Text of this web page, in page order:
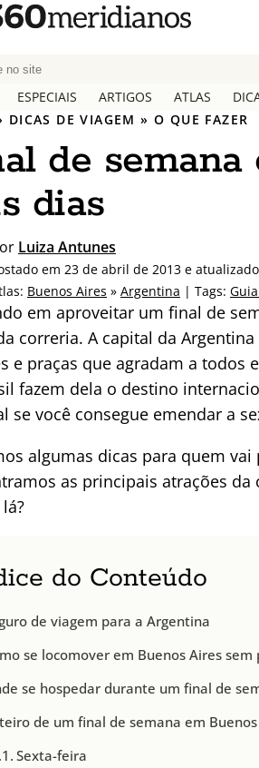
ESPECIAIS ARTIGOS ATLAS
DICAS DE VIAGEM »O QUE FAZER
de
dias
Luiza Antunes
em 23 de abril de 2013 e
Buenos Aires » Argentina | Tags:
em aproveitar um final de
correria. A capital da
e praças que agradam a todos
fazem dela o destino
se você consegue emendar a
algumas dicas para quem
as principais atrações
do Conteúdo
de viagem para a Argentina
se locomover em Buenos Aires
se hospedar durante um final de
de um final de semana em
Sexta-feira